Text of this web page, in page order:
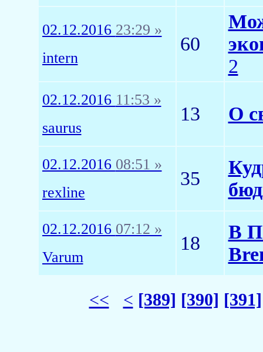
02.12.2016 23:29 »
intern
60
2
02.12.2016 11:53 »
saurus
13 О
02.12.2016 08:51 »
rexline
35
02.12.2016 07:12 »
Varum
18
В
<< < [389] [390] [391]